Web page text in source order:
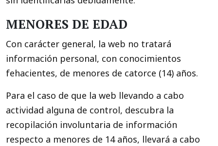
MENORES DE EDAD
Con carácter general, la web no tratará
información personal, con conocimientos
fehacientes, de menores de catorce (14) años.
Para el caso de que la web llevando a cabo
actividad alguna de control, descubra la
recopilación involuntaria de información
respecto a menores de 14 años, llevará a cabo